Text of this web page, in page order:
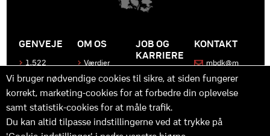
GENVEJE
1.522
Produkter
Kontakt
os
OM OS
Værdier
Historen
bag
MBDK
Hvad gør
os unikke
JOB OG
KARRIERE
Bliv en del
af MBDK
Vores
team
og
KONTAKT
mbdk@m
Vi bruger nødvendige cookies til sikre, at siden fungerer
korrekt, marketing-cookies for at forbedre din oplevelse
samt statistik-cookies for at måle trafik.
Du kan altid tilpasse indstillingerne ved at trykke på